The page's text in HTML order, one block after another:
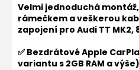
Velmi jednoduchá
rámečkem a veškerou
zapojení pro Audi TT MK2,
✅ Bezdrátové Apple
variantu s 2GB RAM a výše)